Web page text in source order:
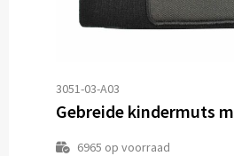
3051-03-A03
6965 op voorraad